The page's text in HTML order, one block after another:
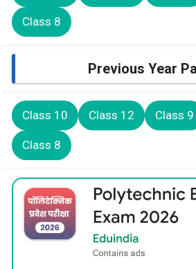
Class 8
Previous Year
Class 10 Class 12 Class 9
Class 8